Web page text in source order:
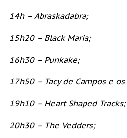
14h – Abraskadabra;
15h20 – Black Maria;
16h30 – Punkake;
17h50 – Tacy de Campos e
19h10 – Heart Shaped Tracks;
20h30 – The Vedders;